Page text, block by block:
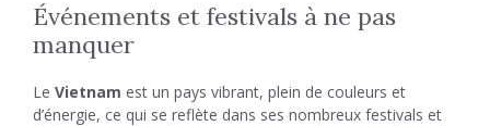
Événements et festivals à ne pas
manquer
Le Vietnam est un pays vibrant, plein de couleurs et
d’énergie, ce qui se reflète dans ses nombreux festivals et